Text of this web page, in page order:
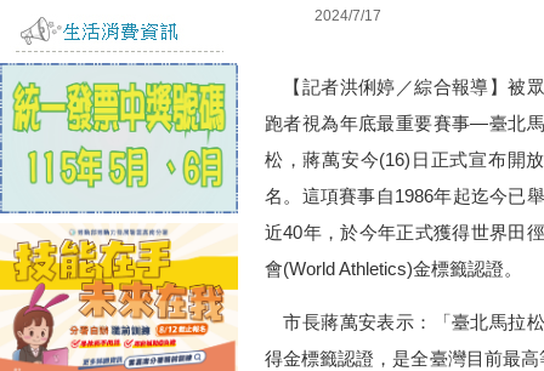
2024/7/17
【記者洪俐婷／綜合報導】被
跑者視為年底最重要賽事—臺北
松，蔣萬安今(16)日正式宣布開
名。這項賽事自1986年起迄今已
近40年，於今年正式獲得世界田
會(World Athletics)金標籤認證。
市長蔣萬安表示：「臺北馬拉
得金標籤認證，是全臺灣目前最